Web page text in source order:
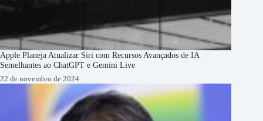
Apple Planeja Atualizar Siri com Recursos Avançados de IA
Semelhantes ao ChatGPT e Gemini Live
22 de novembro de 2024